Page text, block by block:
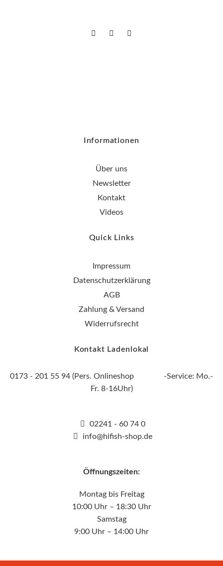
Informationen
Über uns
Newsletter
Kontakt
Videos
Quick Links
Impressum
Datenschutzerklärung
AGB
Zahlung & Versand
Widerrufsrecht
Kontakt Ladenlokal
0173 - 201 55 94 (Pers. Onlineshop -Service: Mo.-
Fr. 8-16Uhr)
02241 - 60 74 0
info@hifish-shop.de
Öffnungszeiten:
Montag bis Freitag
10:00 Uhr – 18:30 Uhr
Samstag
9:00 Uhr – 14:00 Uhr